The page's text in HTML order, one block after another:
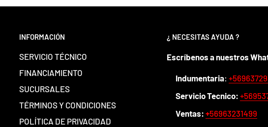
INFORMACIÓN
SERVICIO TÉCNICO
FINANCIAMIENTO
SUCURSALES
TÉRMINOS Y CONDICIONES
POLÍTICA DE PRIVACIDAD
¿ NECESITAS AYUDA ?
Escríbenos a nuestros
Indumentaria:
Servicio Tecnico:
Ventas: +56963231499